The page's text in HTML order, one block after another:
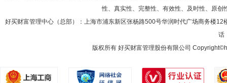
性、真实性、完整性、有效性、及时性、原
好买财富管理中心（总部）：上海市浦东新区张杨路500号华润时代广场商务楼12
话
版权所有 好买财富管理股份有限公司